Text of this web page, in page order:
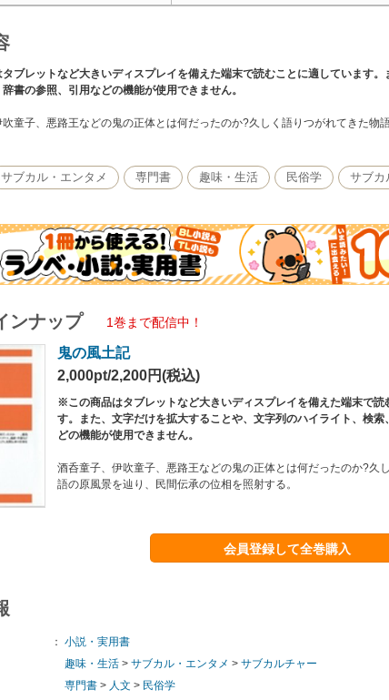
ブレットなど大きいディスプレイを備えた端末で読むことに適しています
書の参照、引用などの機能が使用できません。
童子、悪路王などの鬼の正体とは何だったのか?久しく語りつがれてきた物
サブカル・エンタメ 専門書 趣味・生活 民俗学 サブカ
ンナップ 1巻まで配信中！
鬼の風土記
2,000pt/2,200円(税込)
※この商品はタブレットなど大きいディスプレイを備えた端末で読
す。また、文字だけを拡大することや、文字列のハイライト、検索
どの機能が使用できません。
酒呑童子、伊吹童子、悪路王などの鬼の正体とは何だったのか?久
語の原風景を辿り、民間伝承の位相を照射する。
会員登録して全巻購入
： 小説・実用書
趣味・生活 > サブカル・エンタメ > サブカルチャー
専門書 > 人文 > 民俗学